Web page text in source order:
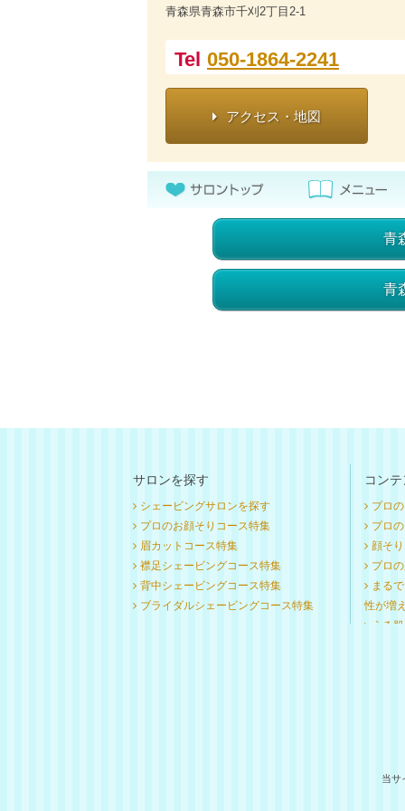
青森県青森市千刈2丁目2-1
Tel 050-1864-2241
アクセス・地図
青
青
サロンを探す
シェービングサロンを探す
プロのお顔そりコース特集
眉カットコース特集
襟足シェービングコース特集
背中シェービングコース特集
ブライダルシェービングコース特集
コン
プロ
プロ
顔そ
プロ
まる
性が増
うる
当サ